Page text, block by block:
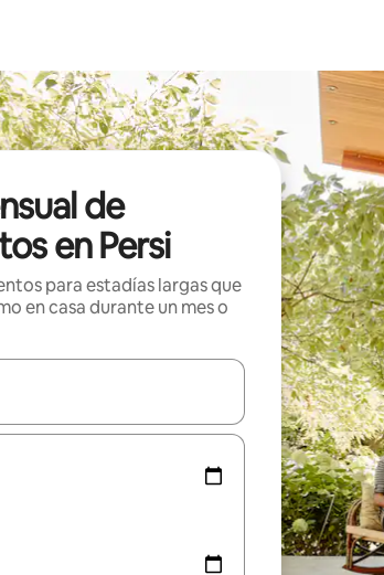
de
en Persi
para estadías largas que
en casa durante un mes o
estén disponibles, navega con las teclas de